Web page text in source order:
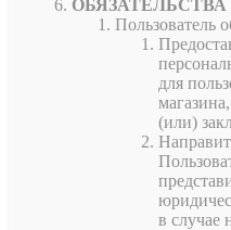
Пользователь
для
(или)
в случае